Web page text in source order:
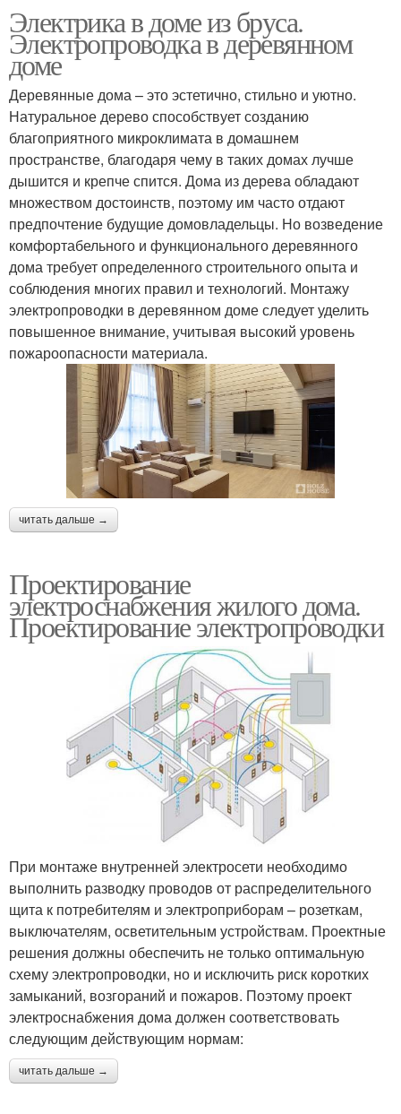
Электрика в доме из бруса.
Электропроводка в деревянном
доме
Деревянные дома – это эстетично, стильно и уютно.
Натуральное дерево способствует созданию
благоприятного микроклимата в домашнем
пространстве, благодаря чему в таких домах лучше
дышится и крепче спится. Дома из дерева обладают
множеством достоинств, поэтому им часто отдают
предпочтение будущие домовладельцы. Но возведение
комфортабельного и функционального деревянного
дома требует определенного строительного опыта и
соблюдения многих правил и технологий. Монтажу
электропроводки в деревянном доме следует уделить
повышенное внимание, учитывая высокий уровень
пожароопасности материала.
читать дальше →
Проектирование
электроснабжения жилого дома.
Проектирование электропроводки
При монтаже внутренней электросети необходимо
выполнить разводку проводов от распределительного
щита к потребителям и электроприборам – розеткам,
выключателям, осветительным устройствам. Проектные
решения должны обеспечить не только оптимальную
схему электропроводки, но и исключить риск коротких
замыканий, возгораний и пожаров. Поэтому проект
электроснабжения дома должен соответствовать
следующим действующим нормам:
читать дальше →